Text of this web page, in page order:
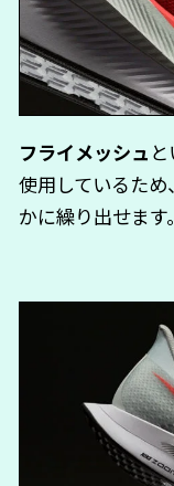
フライメッシュ
使用しているた
かに繰り出せます。